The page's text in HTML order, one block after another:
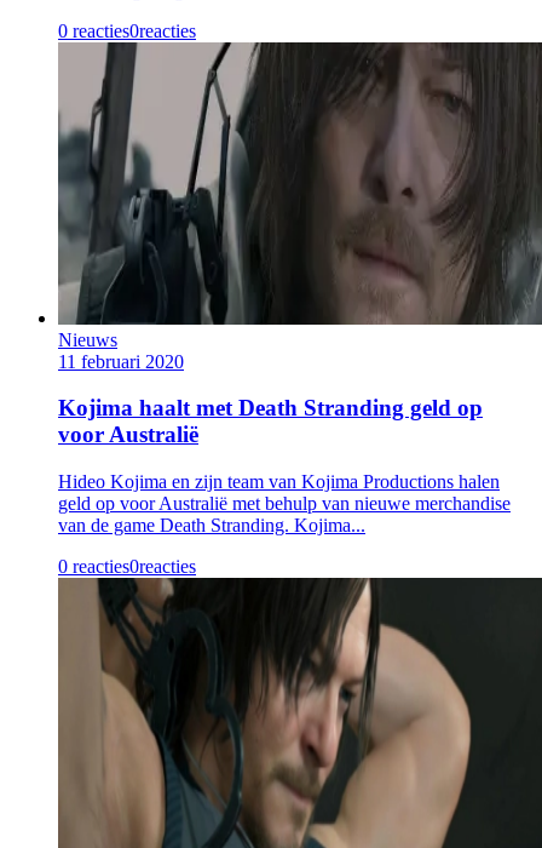
0 reacties0reacties
Nieuws
11 februari 2020
Kojima haalt met Death Stranding geld op
voor Australië
Hideo Kojima en zijn team van Kojima Productions halen
geld op voor Australië met behulp van nieuwe merchandise
van de game Death Stranding. Kojima...
0 reacties0reacties